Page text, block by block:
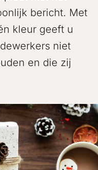
bericht. Met
kleur geeft u
niet
en die zij